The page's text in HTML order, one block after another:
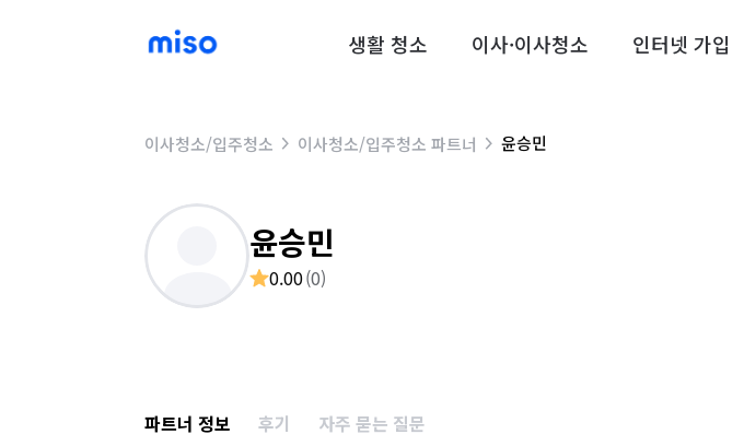
생활 청소 이사·이사청소 인터넷 가입
이사청소/입주청소 이사청소/입주청소 파트너 윤승민
윤승민
0.00(0)
파트너 정보 후기 자주 묻는 질문